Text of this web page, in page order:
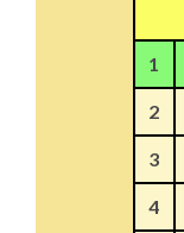
1
2
3
4